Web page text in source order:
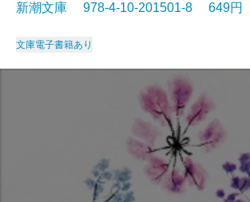
新潮文庫 978-4-10-201501-8 649円
文庫電子書籍あり